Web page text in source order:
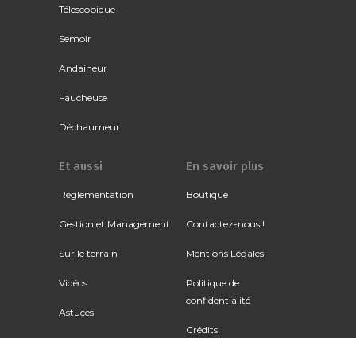
Télescopique
Semoir
Andaineur
Faucheuse
Déchaumeur
Et aussi
Réglementation
Gestion et Management
Sur le terrain
Vidéos
Astuces
En savoir plus
Boutique
Contactez-nous !
Mentions Légales
Politique de
confidentialité
Crédits